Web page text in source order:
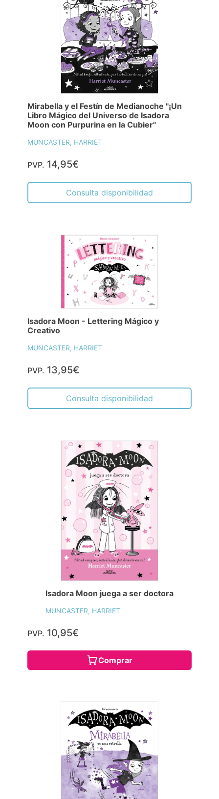
Mirabella y el Festín de Medianoche "¡Un
Libro Mágico del Universo de Isadora
Moon con Purpurina en la Cubier"
MUNCASTER, HARRIET
PVP. 14,95€
Consulta disponibilidad
Isadora Moon - Lettering Mágico y
Creativo
MUNCASTER, HARRIET
PVP. 13,95€
Consulta disponibilidad
Isadora Moon juega a ser doctora
MUNCASTER, HARRIET
PVP. 10,95€
Comprar